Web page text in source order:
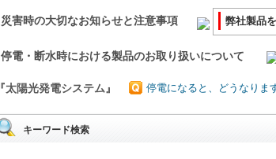
災害時の大切なお知らせと注意事項 弊社製品
停電・断水時における製品のお取り扱いについて
『太陽光発電システム』 停電になると、どうなりま
キーワード検索